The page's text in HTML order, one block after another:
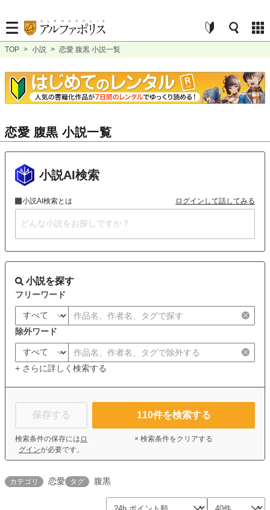
TOP > 小説 > 恋愛 腹黒 小説一覧
恋愛 腹黒 小説一覧
小説AI検索
小説AI検索とは ログインして話してみる
小説を探す
フリーワード
除外ワード
+ さらに詳しく検索する
保存する
検索条件の保存には ロ
グインが必要です。
110件を検索する
× 検索条件をクリアする
カテゴリ 恋愛 タグ 腹黒